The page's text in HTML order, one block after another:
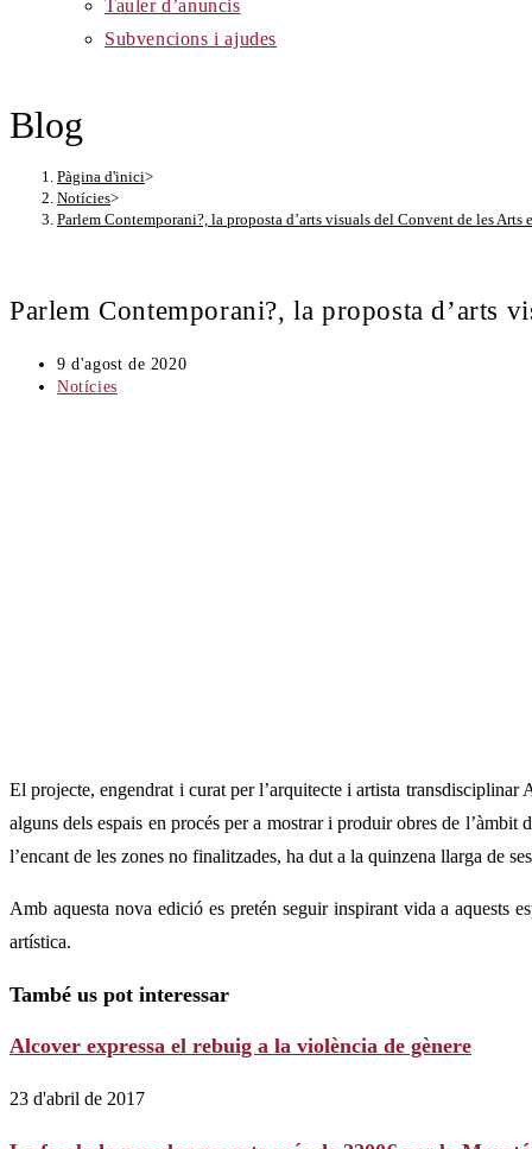
Tauler d’anuncis
Subvencions i ajudes
Blog
Pàgina d'inici>
Notícies>
Parlem Contemporani?, la proposta d’arts visuals del Convent de les Arts
Parlem Contemporani?, la proposta d’arts
Entrada
publicada:
9 d'agost de 2020
Categoria
Notícies
El projecte, engendrat i curat per l’arquitecte i artista
alguns dels espais en procés per a mostrar i produir obres de
l’encant de les zones no finalitzades, ha dut a la quinzena llarga de
Amb aquesta nova edició es pretén seguir inspirant vida a aquests
artística.
També us pot interessar
Alcover expressa el rebuig a la violència de gènere
23 d'abril de 2017